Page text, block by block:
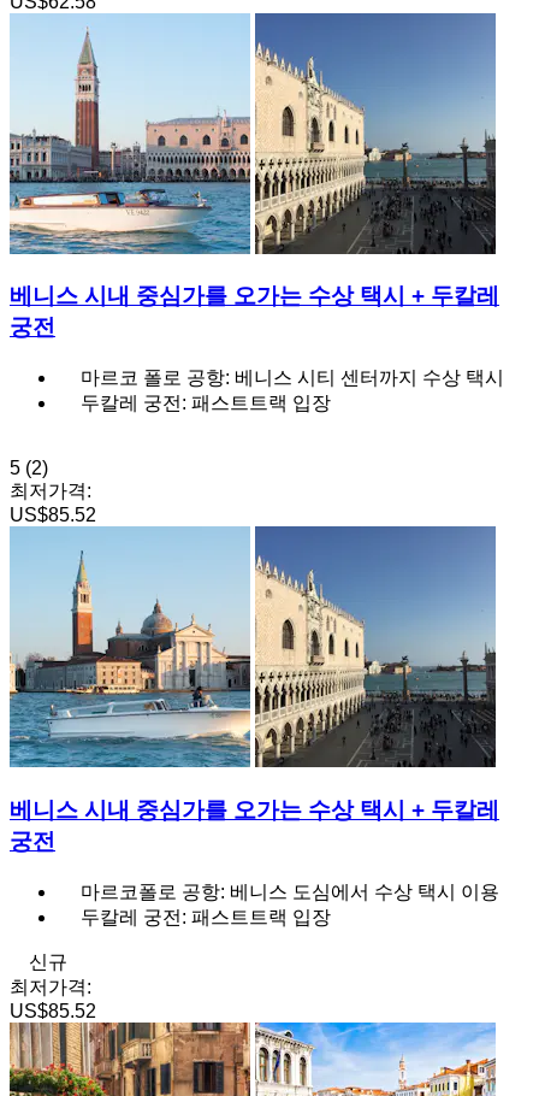
베니스 시내 중심가를 오가는 수상 택시 + 두칼레
궁전
마르코 폴로 공항: 베니스 시티 센터까지 수상 택시
두칼레 궁전: 패스트트랙 입장
5 (2)
최저가격:
US$85.52
베니스 시내 중심가를 오가는 수상 택시 + 두칼레
궁전
마르코폴로 공항: 베니스 도심에서 수상 택시 이용
두칼레 궁전: 패스트트랙 입장
신규
최저가격:
US$85.52